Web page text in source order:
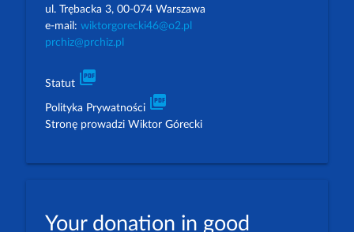
ul. Trębacka 3, 00-074 Warszawa
e-mail: wiktorgorecki46@o2.pl
prchiz@prchiz.pl
Statut picture_as_pdf
Polityka Prywatności picture_as_pdf
Stronę prowadzi Wiktor Górecki
Your donation in good